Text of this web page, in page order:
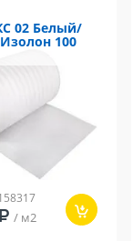
02 Белый/
100
/ м2